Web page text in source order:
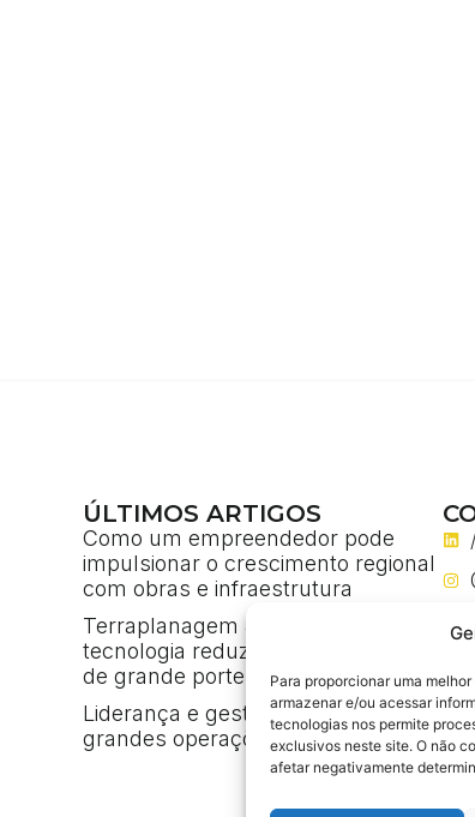
Para proporcionar uma
armazenar e/ou acessar
tecnologias nos permite
exclusivos neste site. O não
afetar negativamente
ÚLTIMOS ARTIGOS
Como um empreendedor pode
impulsionar o crescimento regional
com obras e infraestrutura
Terraplanagem 4.0: como a
tecnologia reduz custos em obras
de grande porte
Liderança e gestão de crises em
grandes operações de engenharia